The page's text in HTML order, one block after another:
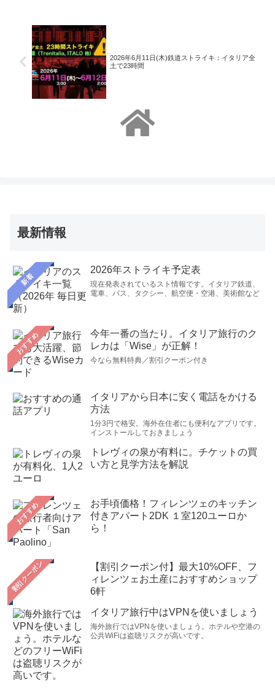
2026年6月11日(木)鉄道ストライキ：イタリア全
土で23時間
最新情報
新着
2026年ストライキ予定表
現在発表されているスト情報です。イタリア鉄道、
電車、バス、タクシー、航空便・空港、美術館など
おすすめ
今年一番の当たり。イタリア旅行のク
レカは「Wise」が正解！
今なら無料特典／割引クーポン付き
イタリアから日本に安く電話をかける
方法
1分3円で格安。海外在住者にも便利なアプリです。
インストールしておきましょう
トレヴィの泉が有料に。チケットの買
い方と見学方法を解説
おすすめ
お手頃価格！フィレンツェのキッチン
付きアパート2DK １室120ユーロか
ら！
【割引クーポン付】最大10%OFF、フ
ィレンツェお土産におすすめショップ
6軒
イタリア旅行中はVPNを使いましょう
海外旅行ではVPNを使いましょう。ホテルや空港の
公共WiFiは盗聴リスクが高いです。